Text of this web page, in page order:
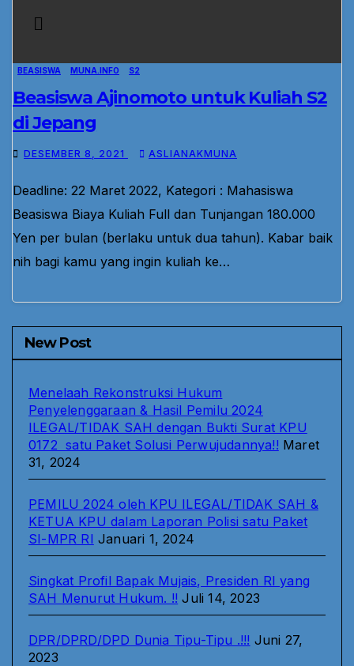
BEASISWA MUNA.INFO S2
Beasiswa Ajinomoto untuk Kuliah S2
di Jepang
DESEMBER 8, 2021 ASLIANAKMUNA
Deadline: 22 Maret 2022, Kategori : Mahasiswa
Beasiswa Biaya Kuliah Full dan Tunjangan 180.000
Yen per bulan (berlaku untuk dua tahun). Kabar baik
nih bagi kamu yang ingin kuliah ke…
New Post
Menelaah Rekonstruksi Hukum
Penyelenggaraan & Hasil Pemilu 2024
ILEGAL/TIDAK SAH dengan Bukti Surat KPU
0172 satu Paket Solusi Perwujudannya!! Maret
31, 2024
PEMILU 2024 oleh KPU ILEGAL/TIDAK SAH &
KETUA KPU dalam Laporan Polisi satu Paket
SI-MPR RI Januari 1, 2024
Singkat Profil Bapak Mujais, Presiden RI yang
SAH Menurut Hukum. !! Juli 14, 2023
DPR/DPRD/DPD Dunia Tipu-Tipu .!!! Juni 27,
2023